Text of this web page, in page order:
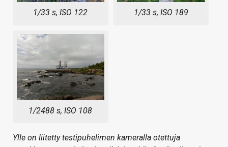
1/33 s, ISO 122 1/33 s, ISO 189
1/2488 s, ISO 108
Ylle on liitetty testipuhelimen kameralla otettuja